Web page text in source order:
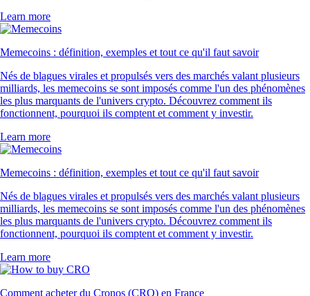
Learn more
Memecoins : définition, exemples et tout ce qu'il faut savoir
Nés de blagues virales et propulsés vers des marchés valant plusieurs
milliards, les memecoins se sont imposés comme l'un des phénomènes
les plus marquants de l'univers crypto. Découvrez comment ils
fonctionnent, pourquoi ils comptent et comment y investir.
Learn more
Memecoins : définition, exemples et tout ce qu'il faut savoir
Nés de blagues virales et propulsés vers des marchés valant plusieurs
milliards, les memecoins se sont imposés comme l'un des phénomènes
les plus marquants de l'univers crypto. Découvrez comment ils
fonctionnent, pourquoi ils comptent et comment y investir.
Learn more
Comment acheter du Cronos (CRO) en France